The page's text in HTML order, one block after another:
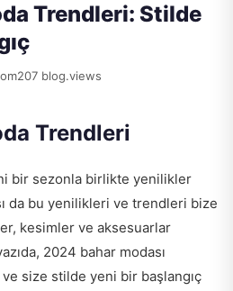
Trendleri: Stilde
207 blog.views
Trendleri
bir sezonla birlikte yenilikler
da bu yenilikleri ve trendleri bize
kesimler ve aksesuarlar
2024 bahar modası
size stilde yeni bir başlangıç